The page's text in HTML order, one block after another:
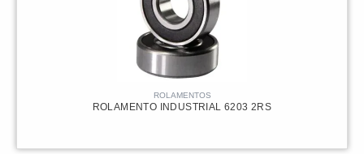
ROLAMENTOS
ROLAMENTO INDUSTRIAL 6203 2RS